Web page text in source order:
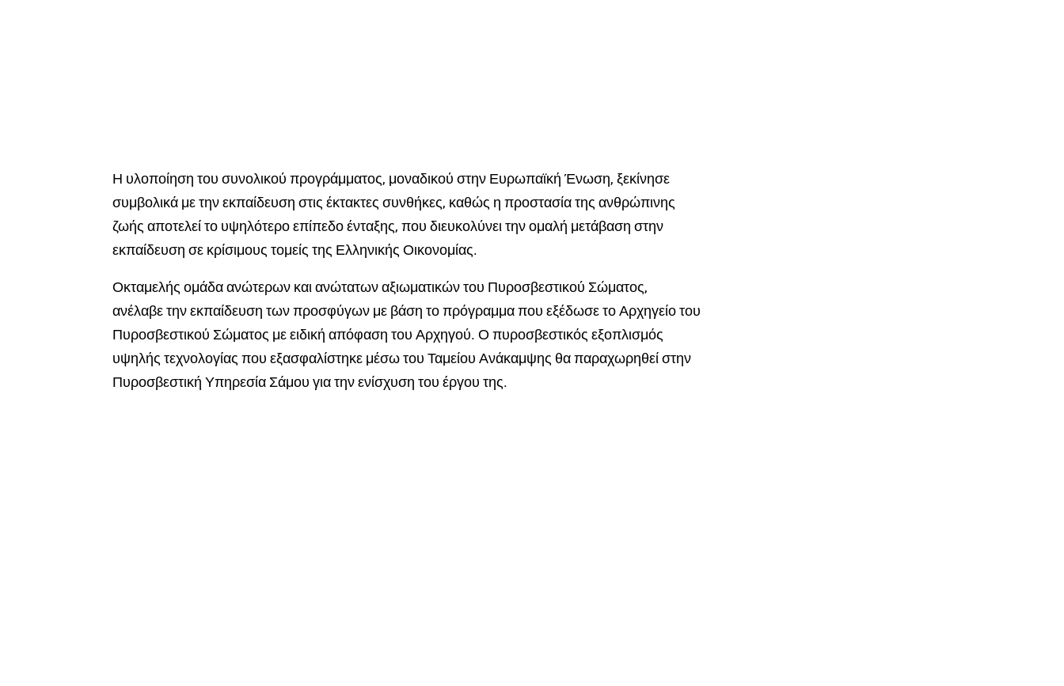
Η υλοποίηση του συνολικού προγράμματος, μοναδικού στην Ευρωπαϊκή Ένωση, ξεκίνησε
συμβολικά με την εκπαίδευση στις έκτακτες συνθήκες, καθώς η προστασία της ανθρώπινης
ζωής αποτελεί το υψηλότερο επίπεδο ένταξης, που διευκολύνει την ομαλή μετάβαση στην
εκπαίδευση σε κρίσιμους τομείς της Ελληνικής Οικονομίας.
Οκταμελής ομάδα ανώτερων και ανώτατων αξιωματικών του Πυροσβεστικού Σώματος,
ανέλαβε την εκπαίδευση των προσφύγων με βάση το πρόγραμμα που εξέδωσε το Αρχηγείο του
Πυροσβεστικού Σώματος με ειδική απόφαση του Αρχηγού. Ο πυροσβεστικός εξοπλισμός
υψηλής τεχνολογίας που εξασφαλίστηκε μέσω του Ταμείου Ανάκαμψης θα παραχωρηθεί στην
Πυροσβεστική Υπηρεσία Σάμου για την ενίσχυση του έργου της.